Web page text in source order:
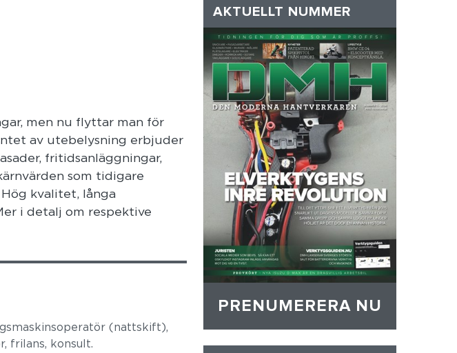
men nu flyttar man för
av utebelysning erbjuder
fritidsanläggningar,
som tidigare
kvalitet, långa
i detalj om respektive
(nattskift),
frilans, konsult.
AKTUELLT NUMMER
PRENUMERERA NU